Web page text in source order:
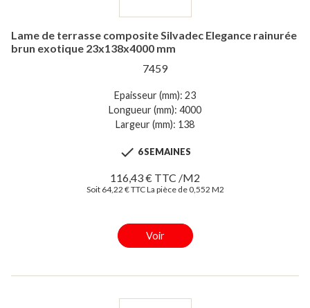
Lame de terrasse composite Silvadec Elegance rainurée
brun exotique 23x138x4000 mm
7459
Epaisseur (mm): 23
Longueur (mm): 4000
Largeur (mm): 138
 6 SEMAINES
116,43 € TTC /M2
Soit 64,22 € TTC La pièce de 0,552 M2
Voir